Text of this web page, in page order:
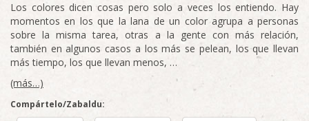
Los colores dicen cosas pero solo a veces los entiendo. Hay
momentos en los que la lana de un color agrupa a personas
sobre la misma tarea, otras a la gente con más relación,
también en algunos casos a los más se pelean, los que llevan
más tiempo, los que llevan menos, …
(más…)
Compártelo/Zabaldu: